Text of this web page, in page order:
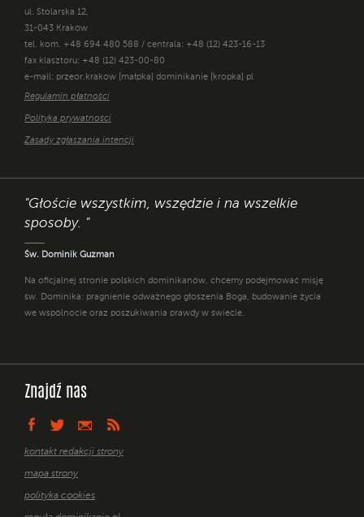
ul. Stolarska 12,
31-043 Kraków
tel. kom. +48 694 480 588 / centrala: +48 (12) 423-16-13
fax klasztoru: +48 (12) 423-00-80
e-mail: przeor.krakow [małpka] dominikanie [kropka] pl
Regulamin płatności
Polityka prywatności
Zasady zgłaszania intencji
"Głoście wszystkim, wszędzie i na wszelkie
sposoby. "
Św. Dominik Guzman
Na oficjalnej stronie polskich dominikanów, chcemy podejmować misję
św. Dominika: pragnienie odważnego głoszenia Boga, budowanie życia
we wspólnocie oraz poszukiwania prawdy w świecie.
Znajdź nas
kontakt redakcji strony
mapa strony
polityka cookies